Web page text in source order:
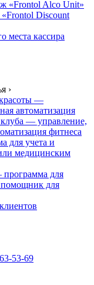
«Frontol Alco Unit»
Discount
места кассира
›
—
автоматизация
— управление,
фитнеса
для учета и
медицинским
для
для
53-69